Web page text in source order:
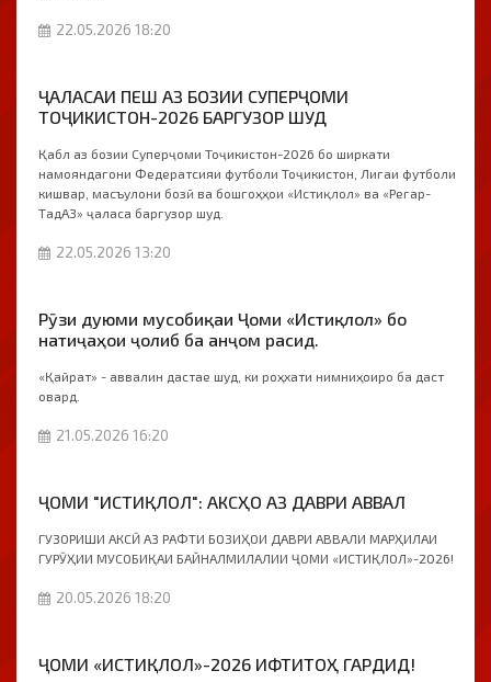
22.05.2026 18:20
ҶАЛАСАИ ПЕШ АЗ БОЗИИ СУПЕРҶОМИ
ТОҶИКИСТОН-2026 БАРГУЗОР ШУД
Қабл аз бозии Суперҷоми Тоҷикистон-2026 бо ширкати
намояндагони Федератсияи футболи Тоҷикистон, Лигаи футболи
кишвар, масъулони бозӣ ва бошгоҳҳои «Истиқлол» ва «Регар-
ТадАЗ» ҷаласа баргузор шуд.
22.05.2026 13:20
Рӯзи дуюми мусобиқаи Ҷоми «Истиқлол» бо
натиҷаҳои ҷолиб ба анҷом расид.
«Қайрат» - аввалин дастае шуд, ки роҳхати нимниҳоиро ба даст
овард.
21.05.2026 16:20
ҶОМИ "ИСТИҚЛОЛ": АКСҲО АЗ ДАВРИ АВВАЛ
ГУЗОРИШИ АКСӢ АЗ РАФТИ БОЗИҲОИ ДАВРИ АВВАЛИ МАРҲИЛАИ
ГУРӮҲИИ МУСОБИҚАИ БАЙНАЛМИЛАЛИИ ҶОМИ «ИСТИҚЛОЛ»-2026!
20.05.2026 18:20
ҶОМИ «ИСТИҚЛОЛ»-2026 ИФТИТОҲ ГАРДИД!